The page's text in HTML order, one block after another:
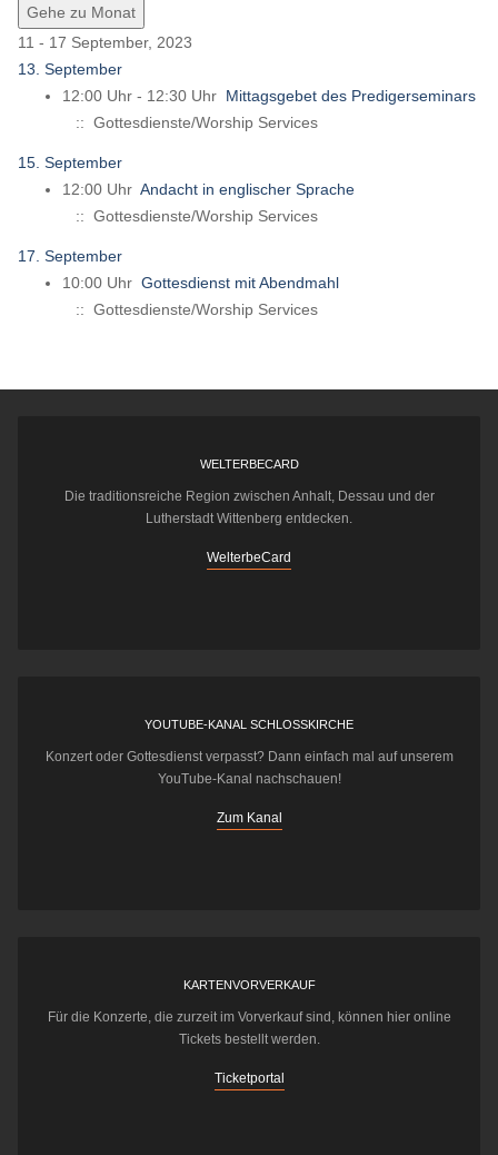
Gehe zu Monat
11 - 17 September, 2023
13. September
12:00 Uhr - 12:30 Uhr Mittagsgebet des Predigerseminars
:: Gottesdienste/Worship Services
15. September
12:00 Uhr Andacht in englischer Sprache
:: Gottesdienste/Worship Services
17. September
10:00 Uhr Gottesdienst mit Abendmahl
:: Gottesdienste/Worship Services
WELTERBECARD
Die traditionsreiche Region zwischen Anhalt, Dessau und der
Lutherstadt Wittenberg entdecken.
WelterbeCard
YOUTUBE-KANAL SCHLOSSKIRCHE
Konzert oder Gottesdienst verpasst? Dann einfach mal auf unserem
YouTube-Kanal nachschauen!
Zum Kanal
KARTENVORVERKAUF
Für die Konzerte, die zurzeit im Vorverkauf sind, können hier online
Tickets bestellt werden.
Ticketportal